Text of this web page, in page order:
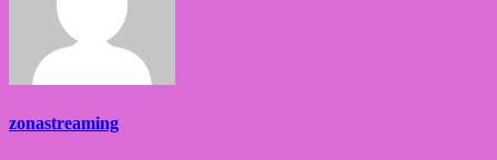
zonastreaming